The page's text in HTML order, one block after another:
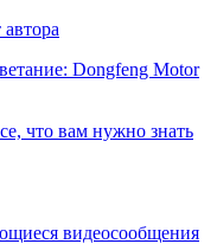
Dongfeng Motor
что вам нужно знать
видеосообщения